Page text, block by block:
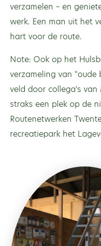
verzamelen – en
werk. Een man uit het
hart voor de route.
Note: Ook op het
verzameling van "oude
veld door collega's van
straks een plek op de
Routenetwerken
recreatiepark het